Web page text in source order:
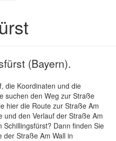
(Bayern).
die Koordinaten und die
suchen den Weg zur Straße
hier die Route zur Straße Am
und den Verlauf der Straße Am
Schillingsfürst? Dann finden Sie
Straße Am Wall in